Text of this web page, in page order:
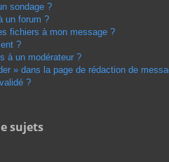
sondage ?
un forum ?
fichiers à mon message ?
?
à un modérateur ?
» dans la page de rédaction de
?
sujets